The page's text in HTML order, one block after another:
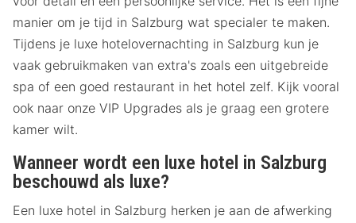
manier om je tijd in Salzburg wat specialer te maken.
Tijdens je luxe hotelovernachting in Salzburg kun je
vaak gebruikmaken van extra's zoals een uitgebreide
spa of een goed restaurant in het hotel zelf. Kijk vooral
ook naar onze VIP Upgrades als je graag een grotere
kamer wilt.
Wanneer wordt een luxe hotel in Salzburg
beschouwd als luxe?
Een luxe hotel in Salzburg herken je aan de afwerking